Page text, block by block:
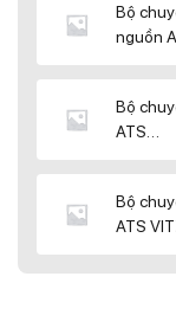
Bộ
nguồn
Bộ
ATS
Bộ
ATS